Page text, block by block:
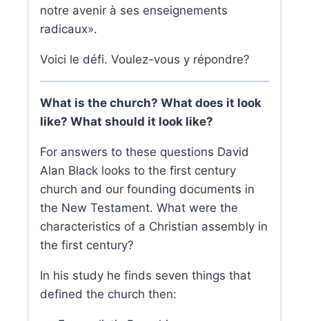
notre avenir à ses enseignements
radicaux».
Voici le défi. Voulez-vous y répondre?
What is the church? What does it look
like? What should it look like?
For answers to these questions David
Alan Black looks to the first century
church and our founding documents in
the New Testament. What were the
characteristics of a Christian assembly in
the first century?
In his study he finds seven things that
defined the church then: